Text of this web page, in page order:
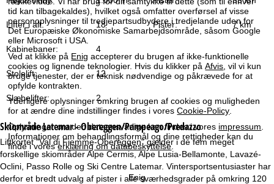
tid kan tilbagekaldes), hvilket også omfatter overførsel af visse
personoplysninger til tredjepartsudbydere i tredjelande uden for
Det Europæiske Økonomiske Samarbejdsområde, såsom Google
eller Microsoft i USA.
Ved at klikke på Enig accepterer du brugen af ikke-funktionelle
cookies og lignende teknologier. Hvis du klikker påAfvis, vil vi kun
bruge tjenester, der er teknisk nødvendige og påkrævede for at
opfylde kontrakten.
Yderligere oplysninger omkring brugen af cookies og muligheden
for at ændre dine indstillinger findes i voresCookie-Policy
Oplysninger om den dataansvarlige kan findes i vores impressum
Informationer om behandlingsformål og dine rettigheder kan du
finde i voreserklæring om databeskyttelse.
Enig
d
e
Lifter i alt: 18 Pister: 7 km
Kabinebaner: 4
Stolelift: 12
Slæbelifter: 2
SkiområdeLatemar - Obereggen/Pampeago/Predazzo
Liftkortet "Val di Fiemme-Obereggen" gælder i de fem meget
forskellige skiområder Alpe Cermis, Alpe Lusia-Bellamonte, Lavazé-
Oclini, Passo Rolle og Ski Centre Latemar. Vintersportsentusiaster har
derfor et bredt udvalg af pister i alle sværhedsgrader på omkring 120